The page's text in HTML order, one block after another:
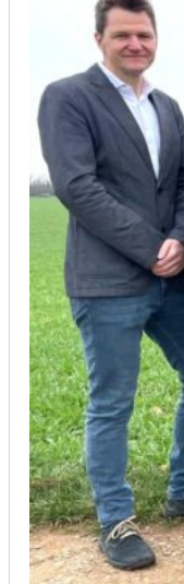
Unsere Kunden
Christoph
aus unseren
Vom Anbot
(Umbau)
Johanna Koe
aus unseren
Sehr